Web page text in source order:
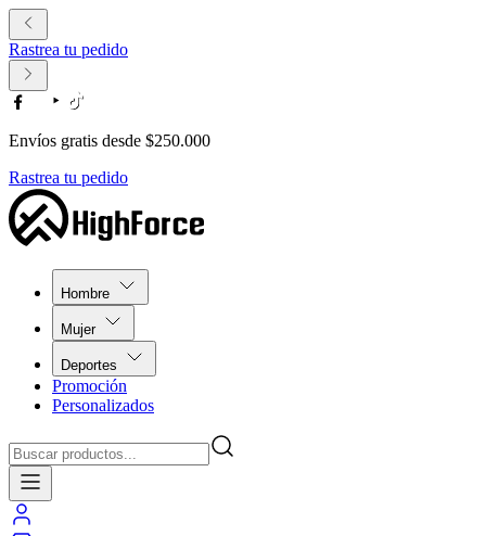
Rastrea tu pedido
Envíos gratis desde $250.000
Rastrea tu pedido
Hombre
Mujer
Deportes
Promoción
Personalizados